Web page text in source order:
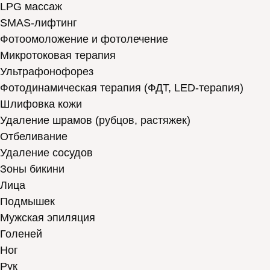
LPG массаж
SMAS-лифтинг
Фотоомоложение и фотолечение
Микротоковая терапия
Ультрафонофорез
Фотодинамическая терапия (ФДТ, LED-терапия)
Шлифовка кожи
Удаление шрамов (рубцов, растяжек)
Отбеливание
Удаление сосудов
Зоны бикини
Лица
Подмышек
Мужская эпиляция
Голеней
Ног
Рук